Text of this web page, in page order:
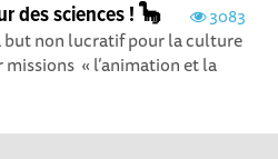
3083
des sciences ! 🦕
but non lucratif pour la culture
« l’animation et la